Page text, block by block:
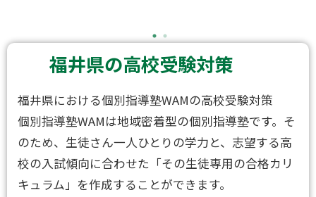
福井県の高校受験対策
福井県における個別指導塾WAMの高校受験対策
個別指導塾WAMは地域密着型の個別指導塾です。そ
のため、生徒さん一人ひとりの学力と、志望する高
校の入試傾向に合わせた「その生徒専用の合格カリ
キュラム」を作成することができます。